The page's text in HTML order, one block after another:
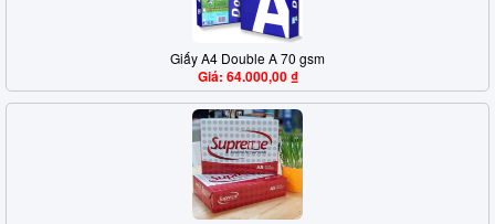
Giấy A4 Double A 70 gsm
Giá: 64.000,00 ₫